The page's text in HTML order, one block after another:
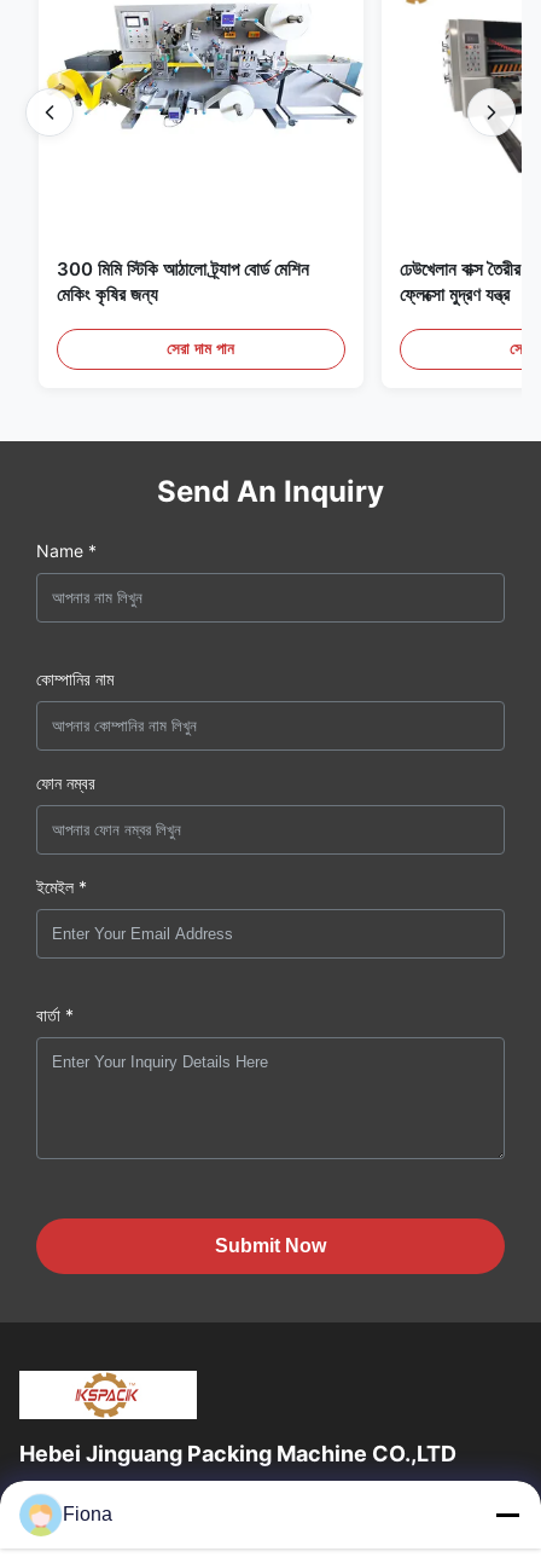
300 মিমি স্টিকি আঠালো ট্র্যাপ বোর্ড মেশিন
মেকিং কৃষির জন্য
সেরা দাম পান
ঢেউখেলান বাক্স তৈরীর
ফ্লেক্সো মুদ্রণ যন্ত্র
সেরা
Send An Inquiry
Name *
কোম্পানির নাম
ফোন নম্বর
ইমেইল *
বার্তা *
Submit Now
Hebei Jinguang Packing Machine CO.,LTD
জিনগুয়াং প্যাকিং মেশিন কো লিমিটেড হ'ল একটি পেশাদার professionalেউখেলানযুক্ত
শক্ত কাগজ মুদ্রণ সরঞ্জাম এবং দশ বছরেরও বেশি সময় ধরে শক্ত কাগজ...
দ্রুত লিঙ্ক
Fiona